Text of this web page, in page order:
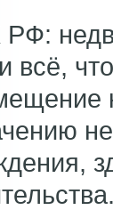
РФ:
всё,